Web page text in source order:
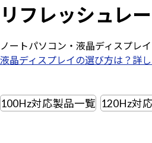
リフレッシュレ
ノートパソコン・液晶ディスプレ
液晶ディスプレイの選び方は？詳
100Hz対応製品一覧 120Hz対